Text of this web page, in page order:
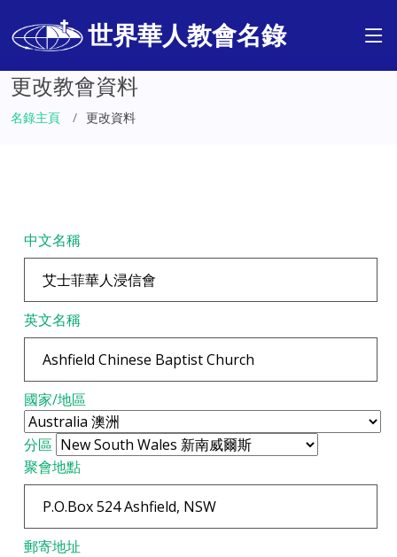
世界華人教會名錄
更改教會資料
名錄主頁 更改資料
中文名稱
英文名稱
國家/地區
分區
聚會地點
郵寄地址